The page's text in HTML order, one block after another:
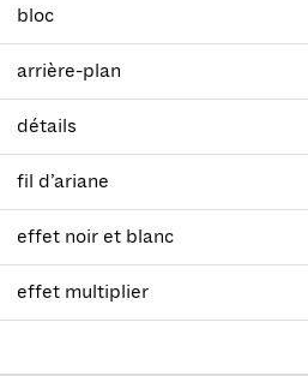
bloc
arrière-plan
détails
fil d’ariane
effet noir et blanc
effet multiplier